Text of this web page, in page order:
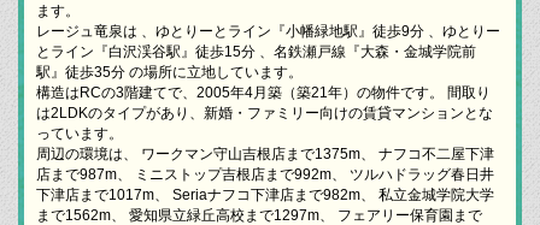
ます。
レージュ竜泉は 、ゆとりーとライン『小幡緑地駅』徒歩9分 、ゆとりー
とライン『白沢渓谷駅』徒歩15分 、名鉄瀬戸線『大森・金城学院前
駅』徒歩35分 の場所に立地しています。
構造はRCの3階建てで、2005年4月築（築21年）の物件です。 間取り
は2LDKのタイプがあり、新婚・ファミリー向けの賃貸マンションとな
っています。
周辺の環境は、 ワークマン守山吉根店まで1375m、 ナフコ不二屋下津
店まで987m、 ミニストップ吉根店まで992m、 ツルハドラッグ春日井
下津店まで1017m、 Seriaナフコ下津店まで982m、 私立金城学院大学
まで1562m、 愛知県立緑丘高校まで1297m、 フェアリー保育園まで